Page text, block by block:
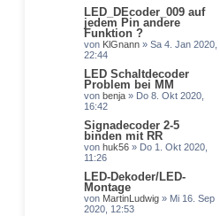
LED_DEcoder_009 auf
jedem Pin andere
Funktion ?
von KlGnann » Sa 4. Jan 2020,
22:44
LED Schaltdecoder
Problem bei MM
von benja » Do 8. Okt 2020,
16:42
Signadecoder 2-5
binden mit RR
von huk56 » Do 1. Okt 2020,
11:26
LED-Dekoder/LED-
Montage
von MartinLudwig » Mi 16. Sep
2020, 12:53